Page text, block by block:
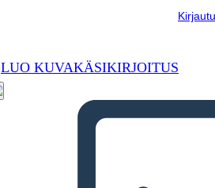
LUO KUVAKÄSIKIRJOITUS